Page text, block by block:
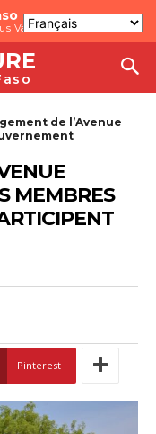
Vaincrons
de l’Avenue
MEMBRES
Pinterest